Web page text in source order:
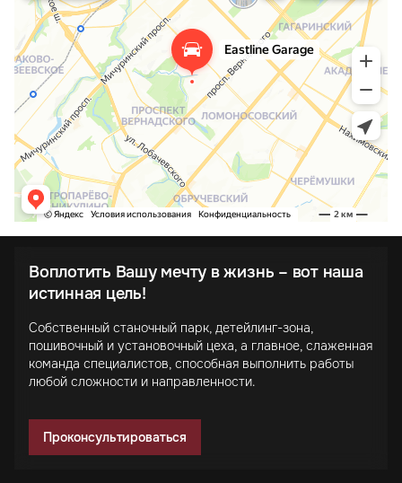
Воплотить Вашу мечту в жизнь – вот наша
истинная цель!
Собственный станочный парк, детейлинг-зона,
пошивочный и установочный цеха, а главное, слаженная
команда специалистов, способная выполнить работы
любой сложности и направленности.
Проконсультироваться